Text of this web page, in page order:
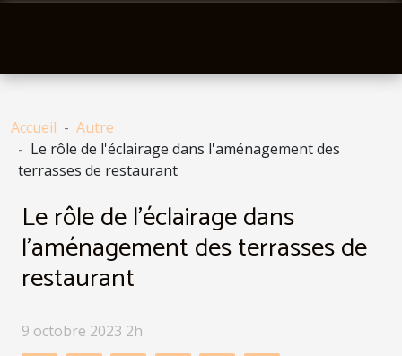
Accueil
Autre
Le rôle de l'éclairage dans l'aménagement des
terrasses de restaurant
Le rôle de l'éclairage dans
l'aménagement des terrasses de
restaurant
9 octobre 2023 2h